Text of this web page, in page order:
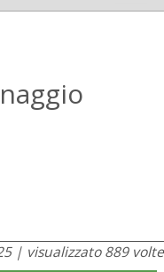
| visualizzato 889 volte